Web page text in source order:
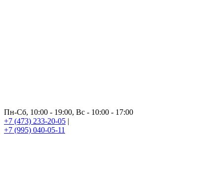
Пн-Сб, 10:00 - 19:00, Вс - 10:00 - 17:00
+7 (473) 233-20-05
+7 (995) 040-05-11